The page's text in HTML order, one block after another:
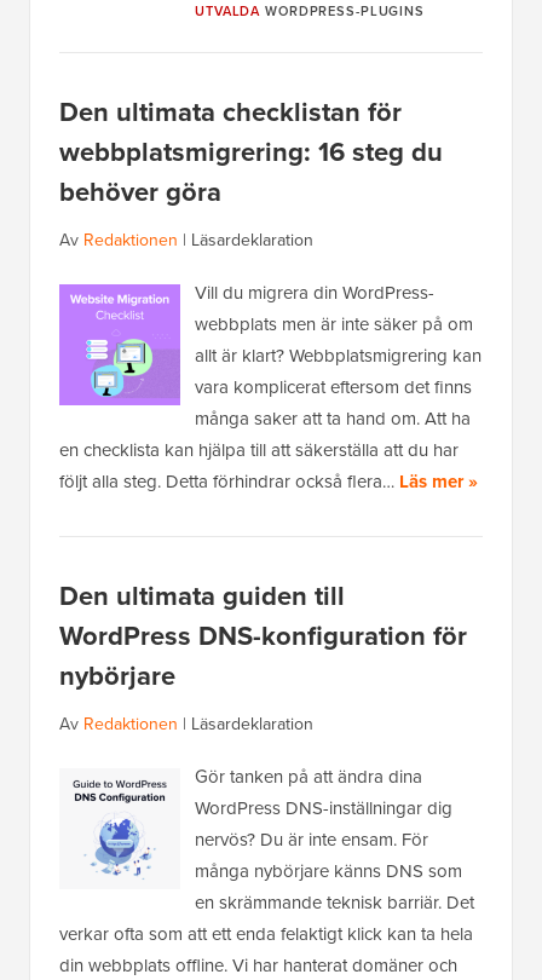
UTVALDA WORDPRESS-PLUGINS
Den ultimata checklistan för
webbplatsmigrering: 16 steg du
behöver göra
Av Redaktionen | Läsardeklaration
Vill du migrera din WordPress-
webbplats men är inte säker på om
allt är klart? Webbplatsmigrering kan
vara komplicerat eftersom det finns
många saker att ta hand om. Att ha
en checklista kan hjälpa till att säkerställa att du har
följt alla steg. Detta förhindrar också flera… Läs mer »
Den ultimata guiden till
WordPress DNS-konfiguration för
nybörjare
Av Redaktionen | Läsardeklaration
Gör tanken på att ändra dina
WordPress DNS-inställningar dig
nervös? Du är inte ensam. För
många nybörjare känns DNS som
en skrämmande teknisk barriär. Det
verkar ofta som att ett enda felaktigt klick kan ta hela
din webbplats offline. Vi har hanterat domäner och